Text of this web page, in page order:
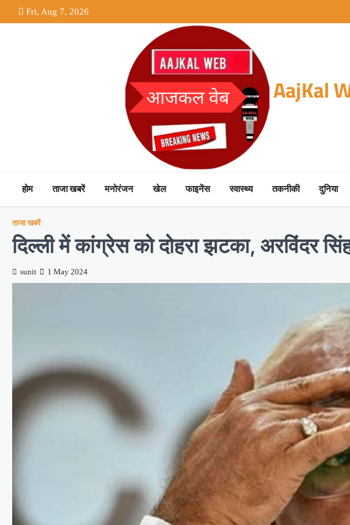
to
Fri, Aug 7, 2026
AajKal
होम ताजा खबरें मनोरंजन खेल फाइनेंस स्वास्थ्य तकनीकी दुनिया
ताजा खबरें
दिल्ली में कांग्रेस को दोहरा झटका, अरविंदर
sunit 1 May 2024